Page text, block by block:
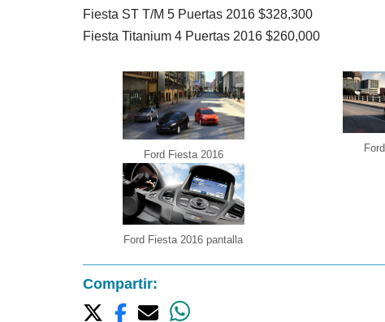
Fiesta ST T/M 5 Puertas 2016 $328,300
Fiesta Titanium 4 Puertas 2016 $260,000
Ford Fiesta 2016
Ford Fiesta 2016 pantalla
Compartir: